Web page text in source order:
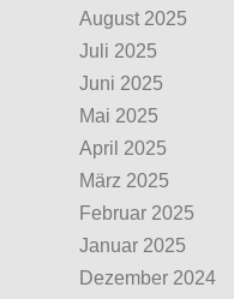
August 2025
Juli 2025
Juni 2025
Mai 2025
April 2025
März 2025
Februar 2025
Januar 2025
Dezember 2024